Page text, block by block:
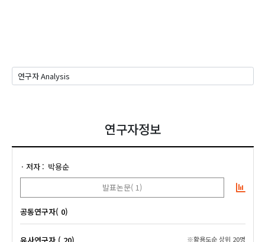
연구자정보
저자
박용순
발표논문( 1)
공동연구자( 0)
※활용도순 상위 20명